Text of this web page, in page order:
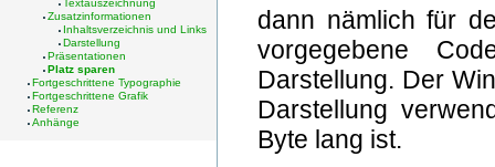
Textauszeichnung
Zusatzinformationen
Inhaltsverzeichnis und Links
Darstellung
Präsentationen
Platz sparen
Fortgeschrittene Typographie
Fortgeschrittene Grafik
Referenz
Anhänge
dann nämlich für
vorgegebene
Darstellung. Der
Darstellung
Byte lang ist.